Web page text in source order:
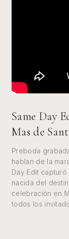
Same Day
Mas de
Preboda
hablan de la
Day Edit
nacida del
celebración en
todos los